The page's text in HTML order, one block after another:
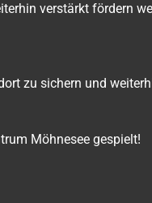
verstärkt fördern
zu sichern und
Möhnesee gespielt!